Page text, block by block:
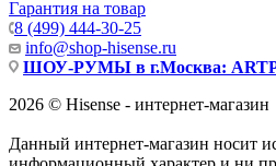
Гарантия на товар
8 (499) 444-30-25
info@shop-hisense.ru
ШОУ-РУМЫ в г.Москва:
2026 © Hisense - интернет-магазин
Данный интернет-магазин носит